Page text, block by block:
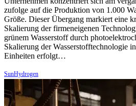
zufolge auf die Produktion von 1.000
Größe. Dieser Übergang markiert eine
Skalierung der firmeneigenen
grünem Wasserstoff durch
Skalierung der Wasserstofftechnologie
Einheiten erfolgt…
SunHydrogen